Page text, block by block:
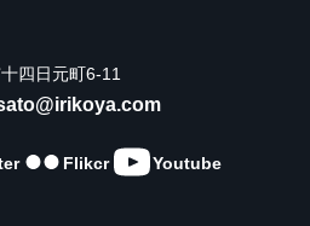
四日元町6-11
Flikcr
Youtube